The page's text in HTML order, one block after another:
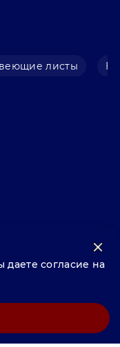
листы
и комплексное
даете согласие на